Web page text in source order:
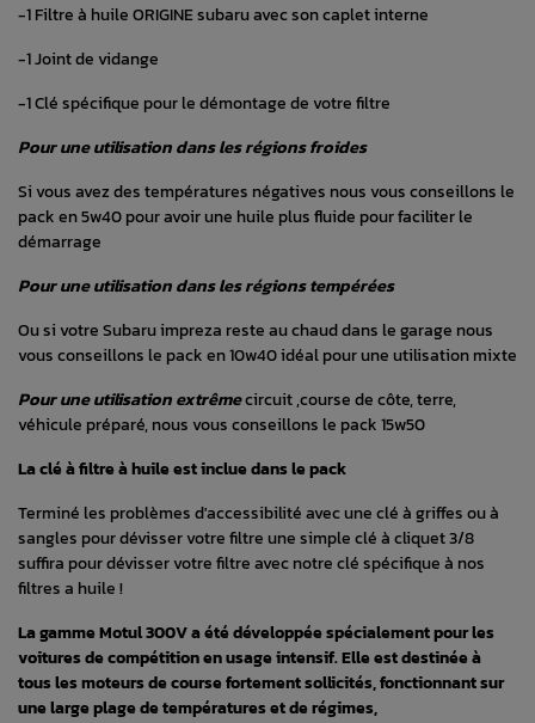
-1 Filtre à huile ORIGINE subaru avec son caplet interne
-1 Joint de vidange
-1 Clé spécifique pour le démontage de votre filtre
Pour une utilisation dans les régions froides
Si vous avez des températures négatives nous vous conseillons le
pack en 5w40 pour avoir une huile plus fluide pour faciliter le
démarrage
Pour une utilisation dans les régions tempérées
Ou si votre Subaru impreza reste au chaud dans le garage nous
vous conseillons le pack en 10w40 idéal pour une utilisation mixte
Pour une utilisation extrêmecircuit ,course de côte, terre,
véhicule préparé, nous vous conseillons le pack 15w50
La clé à filtre à huile est inclue dans le pack
Terminé les problèmes d'accessibilité avec une clé à griffes ou à
sangles pour dévisser votre filtre une simple clé à cliquet 3/8
suffira pour dévisser votre filtre avec notre clé spécifique à nos
filtres a huile !
La gamme Motul 300V a été développée spécialement pour les
voitures de compétition en usage intensif. Elle est destinée à
tous les moteurs de course fortement sollicités, fonctionnant sur
une large plage de températures et de régimes,